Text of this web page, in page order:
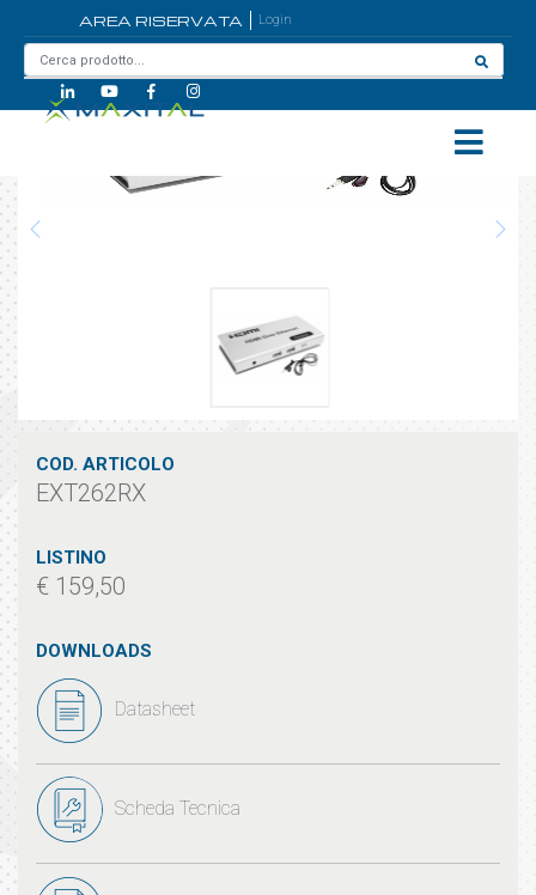
AREA RISERVATA Login
EXT262RX
COD. ARTICOLO
EXT262RX
LISTINO
€ 159,50
DOWNLOADS
Datasheet
Scheda Tecnica